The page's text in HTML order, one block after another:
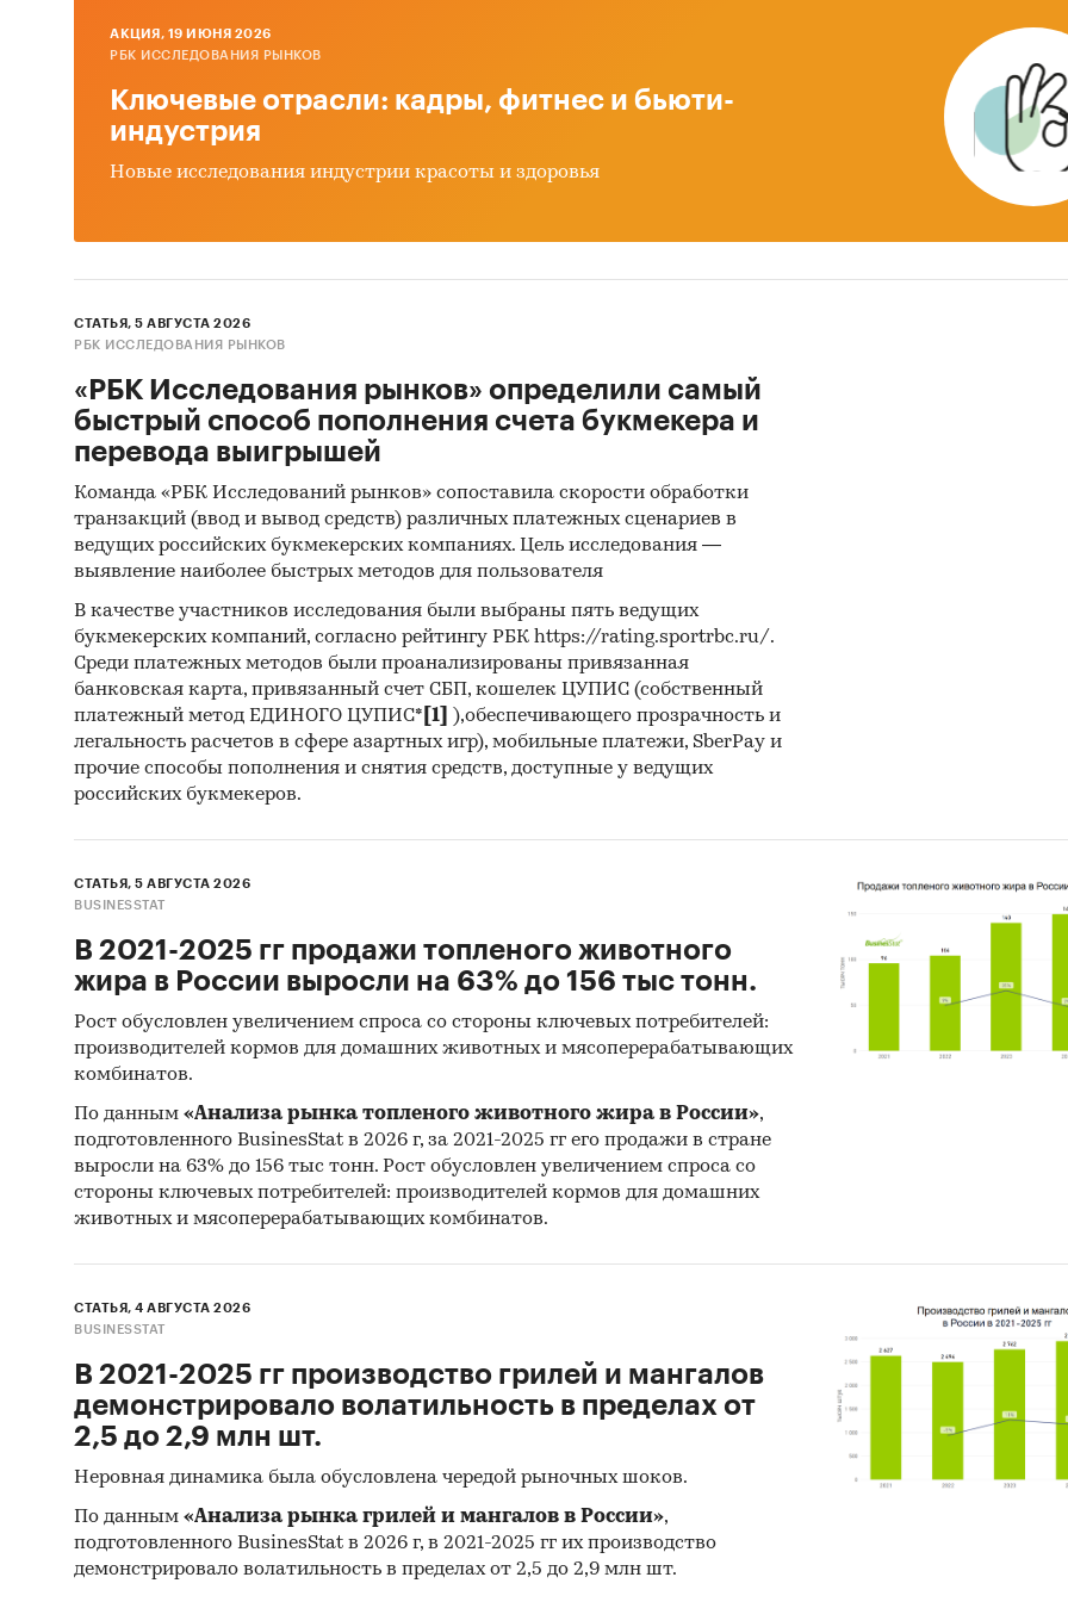
Баланс спроса, предложения, складских запасов
Численность домохозяйств-пользователей,
Экспорт и импорт встраиваемых духовых шкафов
Рейтинги производителей по финансовым
BusinesStat готовит обзор мирового рынка встраиваемых
шкафов, а также обзоры рынков СНГ, ЕС и отдельных стран
регионам страны.
В обзоре представлены рейтинги крупнейших
экспортёров встраиваемых духовых шкафов. Также
представлен рейтинг крупнейших зарубежных
получателей российских встраиваемых духовых
рейтинг крупнейших зарубежных поставщиков
встраиваемых духовых шкафов.
При подготовке обзора использована официальная
статистика:
Федеральная служба государственной
Министерство экономического развития РФ
Федеральная таможенная служба РФ
Федеральная налоговая служба РФ
Всемирная торговая организация
Наряду с официальной статистикой в обзоре
результаты исследований BusinesStat:
Опрос потребителей бытовой техники
Опрос экспертов рынка бытовой техники
Категории: Потребительские товары
Россия
AКЦИЯ, 19 ИЮНЯ 2026
РБК ИССЛЕДОВАНИЯ РЫНКОВ
Ключевые отрасли: кадры, фитнес и бьюти-
индустрия
Новые исследования индустрии красоты и здоровья
СТАТЬЯ, 5 АВГУСТА 2026
РБК ИССЛЕДОВАНИЯ РЫНКОВ
«РБК Исследования рынков» определили самый
быстрый способ пополнения счета букмекера и
перевода выигрышей
Команда «РБК Исследований рынков» сопоставила скорости обработки
транзакций (ввод и вывод средств) различных платежных сценариев в
ведущих российских букмекерских компаниях. Цель исследования —
выявление наиболее быстрых методов для пользователя
В качестве участников исследования были выбраны пять ведущих
букмекерских компаний, согласно рейтингу РБК https://rating.sportrbc.ru/.
Среди платежных методов были проанализированы привязанная
банковская карта, привязанный счет СБП, кошелек ЦУПИС (собственный
платежный метод ЕДИНОГО ЦУПИС* [1]
),обеспечивающего прозрачность и
легальность расчетов в сфере азартных игр), мобильные платежи, SberPay и
прочие способы пополнения и снятия средств, доступные у ведущих
российских букмекеров.
СТАТЬЯ, 5 АВГУСТА 2026
BUSINESSTAT
В 2021-2025 гг продажи топленого животного
жира в России выросли на 63% до 156 тыс тонн.
Рост обусловлен увеличением спроса со стороны ключевых потребителей:
производителей кормов для домашних животных и мясоперерабатывающих
комбинатов.
По данным «Анализа рынка топленого животного жира в России»,
подготовленного BusinesStat в 2026 г, за 2021-2025 гг его продажи в стране
выросли на 63% до 156 тыс тонн. Рост обусловлен увеличением спроса со
стороны ключевых потребителей: производителей кормов для домашних
животных и мясоперерабатывающих комбинатов.
СТАТЬЯ, 4 АВГУСТА 2026
BUSINESSTAT
В 2021-2025 гг производство грилей и мангалов
демонстрировало волатильность в пределах от
2,5 до 2,9 млн шт.
Неровная динамика была обусловлена чередой рыночных шоков.
По данным «Анализа рынка грилей и мангалов в России»,
подготовленного BusinesStat в 2026 г, в 2021-2025 гг их производство
демонстрировало волатильность в пределах от 2,5 до 2,9 млн шт.